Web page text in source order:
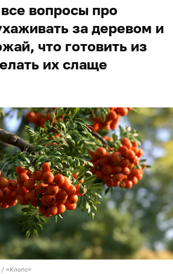
вопросы про
за деревом и
что готовить из
их слаще
«Клопс»